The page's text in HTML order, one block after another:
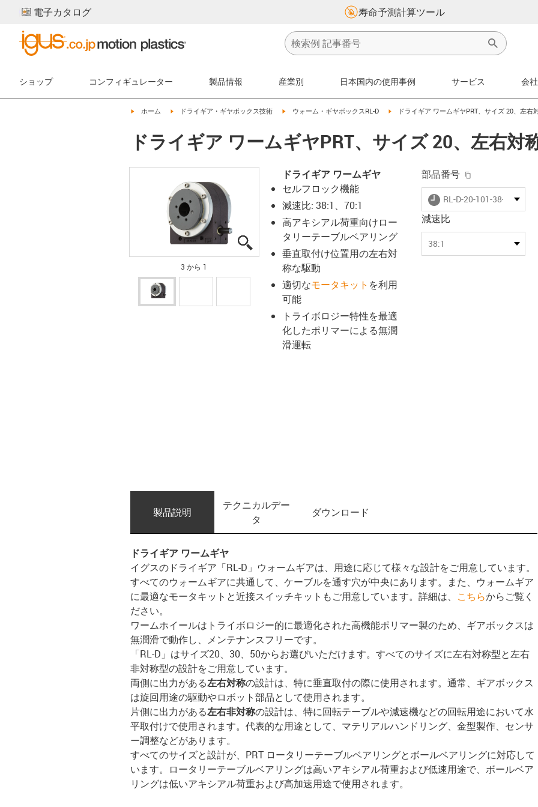
電子カタログ 寿命予測計算ツール
ショップ コンフィギュレーター 製品情報 産業別 日本国内の使用事例 サービス 会
igus-icon-arrow-right
ホーム igus-icon-arrow-right
ドライギア・ギヤボックス技術 igus-icon-arrow-right
ウォーム・ギヤボックスRL-D igus-icon-arrow-right
ドライギア ワームギヤPRT、サイズ 20、左右
ドライギア ワームギヤPRT、サイズ 20、左右対
igus-icon-lupe
igus-icon-lupe
igus-icon-lupe
3 から 1
ドライギア ワームギヤ
セルフロック機能
減速比: 38:1、70:1
高アキシアル荷重向けロー
タリーテーブルベアリング
垂直取付け位置用の左右対
称な駆動
適切なモータキット を利用
可能
トライボロジー特性を最適
化したポリマーによる無潤
滑運転
部品番号
igus-icon-lieferzeit
RL-D-20-101-38-01033
減速比
38:1
製品説明
テクニカルデー
タ
ダウンロード
ドライギア ワームギヤ
イグスのドライギア「RL-D」ウォームギアは、用途に応じて様々な設計をご用意しています。
すべてのウォームギアに共通して、ケーブルを通す穴が中央にあります。また、ウォームギア
に最適なモータキットと近接スイッチキットもご用意しています。詳細は、 こちらからご覧く
ださい。
ワームホイールはトライボロジー的に最適化された高機能ポリマー製のため、ギアボックスは
無潤滑で動作し、メンテナンスフリーです。
「RL-D」はサイズ20、30、50からお選びいただけます。すべてのサイズに左右対称型と左右
非対称型の設計をご用意しています。
両側に出力がある左右対称の設計は、特に垂直取付の際に使用されます。通常、ギアボックス
は旋回用途の駆動やロボット部品として使用されます。
片側に出力がある左右非対称の設計は、特に回転テーブルや減速機などの回転用途において水
平取付けで使用されます。代表的な用途として、マテリアルハンドリング、金型製作、センサ
ー調整などがあります。
すべてのサイズと設計が、PRT ロータリーテーブルベアリングとボールベアリングに対応して
います。ロータリーテーブルベアリングは高いアキシアル荷重および低速用途で、ボールベア
リングは低いアキシアル荷重および高加速用途で使用されます。